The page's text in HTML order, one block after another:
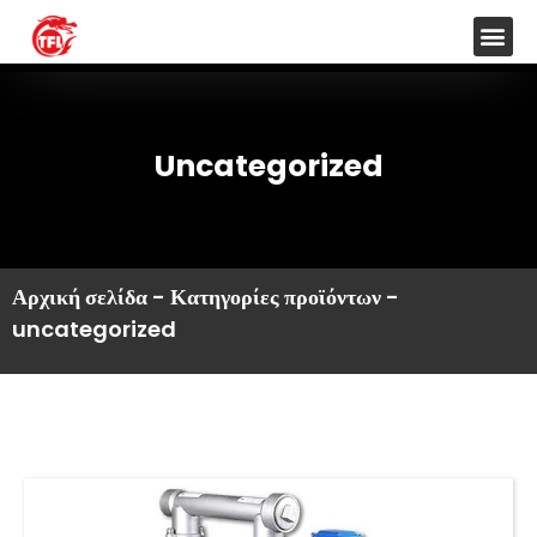
Uncategorized
Αρχική σελίδα - Κατηγορίες προϊόντων -
uncategorized